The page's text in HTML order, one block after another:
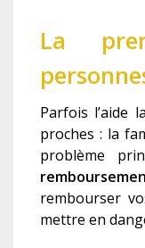
La
Parfois l’aide
proches : la
problème
rembourser
mettre en